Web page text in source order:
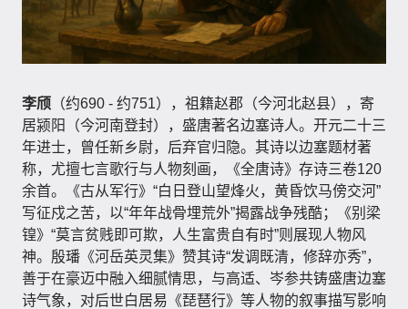
李颀 （约690 - 约751），祖籍赵郡（今河北赵县），寄
居颍阳（今河南登封），盛唐著名边塞诗人。开元二十三
年进士，曾任新乡尉，后弃官归隐。其诗以边塞题材著
称，尤擅七言歌行与人物刻画，《全唐诗》存诗三卷120
余首。《古从军行》“白日登山望烽火，黄昏饮马傍交河”
写征戍之苦，以“年年战骨埋荒外”揭露战争残酷；《别梁
锽》“莫言贫贱即可欺，人生富贵自有时”则展现人物风
神。殷璠《河岳英灵集》赞其诗“发调既清，修辞亦秀”，
善于在豪迈中融入细腻情思，与高适、岑参共铸盛唐边塞
诗气象，对后世白居易《琵琶行》等人物的叙事描写影响